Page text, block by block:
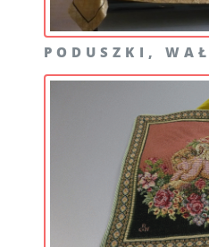
PODUSZKI,